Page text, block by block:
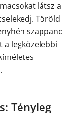
látsz
Töröld
a legközelebbi
Tényleg